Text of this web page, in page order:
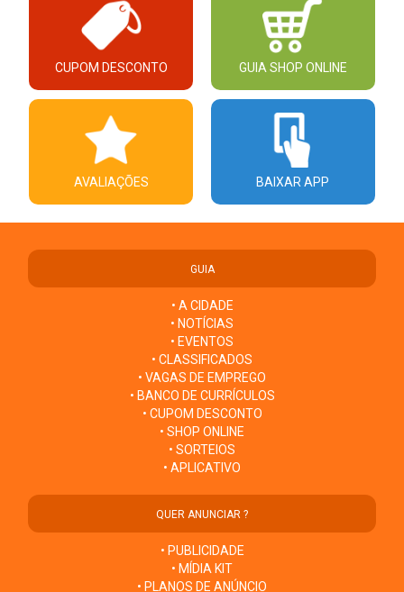
CUPOM DESCONTO GUIA SHOP ONLINE
AVALIAÇÕES BAIXAR APP
GUIA
• A CIDADE
• NOTÍCIAS
• EVENTOS
• CLASSIFICADOS
• VAGAS DE EMPREGO
• BANCO DE CURRÍCULOS
• CUPOM DESCONTO
• SHOP ONLINE
• SORTEIOS
• APLICATIVO
QUER ANUNCIAR ?
• PUBLICIDADE
• MÍDIA KIT
• PLANOS DE ANÚNCIO